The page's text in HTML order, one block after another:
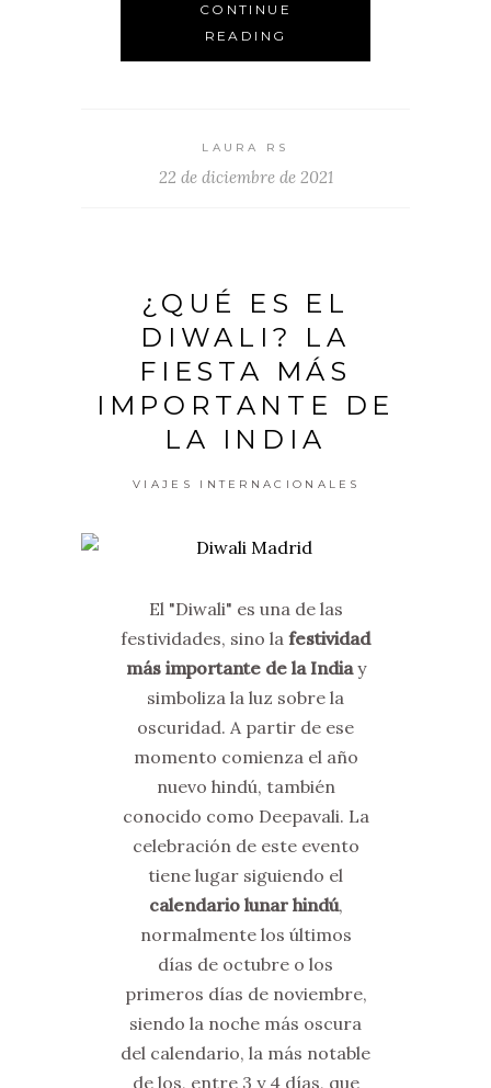
CONTINUE
READING
LAURA RS
22 de diciembre de 2021
¿QUÉ ES EL
DIWALI? LA
FIESTA MÁS
IMPORTANTE DE
LA INDIA
VIAJES INTERNACIONALES
El "Diwali" es una de las
festividades, sino la festividad
más importante de la Indiay
simboliza la luz sobre la
oscuridad. A partir de ese
momento comienza el año
nuevo hindú, también
conocido como Deepavali. La
celebración de este evento
tiene lugar siguiendo el
calendario lunar hindú,
normalmente los últimos
días de octubre o los
primeros días de noviembre,
siendo la noche más oscura
del calendario, la más notable
de los, entre 3 y 4 días, que